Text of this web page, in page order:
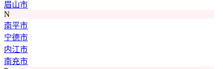
眉山市
N
南平市
宁德市
内江市
南充市